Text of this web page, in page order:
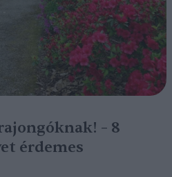
– 8
érdemes